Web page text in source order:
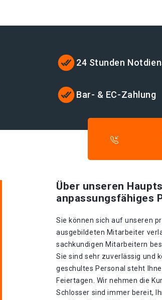
24 Stunden
Bar- & EC-Zahlung
Über unseren
anpassungsfähiges
Sie können sich auf unseren
ausgebildeten Mitarbeiter
sachkundigen Mitarbeitern
Sie sind sehr zuverlässig und
geschultes Personal steht
Feiertagen. Wir nehmen die
Schlosser sind immer bereit,